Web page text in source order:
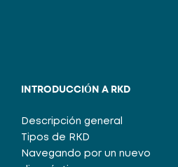
INTRODUCCIÓN A RKD
Descripción general
Tipos de RKD
Navegando por un nuevo